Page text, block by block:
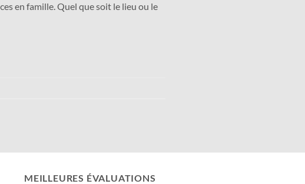
en famille. Quel que soit le lieu ou le
MEILLEURES ÉVALUATIONS